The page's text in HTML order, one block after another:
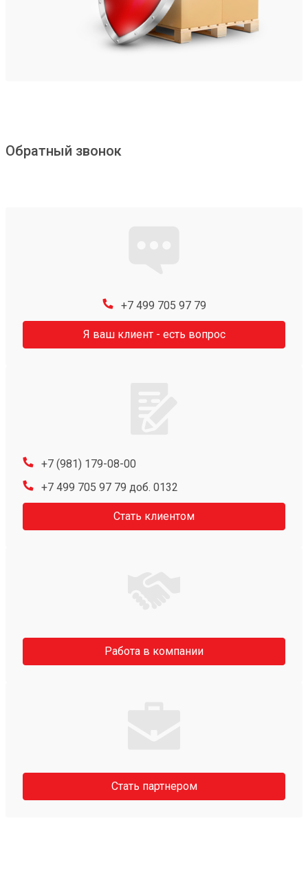
Обратный звонок
+7 499 705 97 79
Я ваш клиент - есть вопрос
+7 (981) 179-08-00
+7 499 705 97 79 доб. 0132
Стать клиентом
Работа в компании
Стать партнером